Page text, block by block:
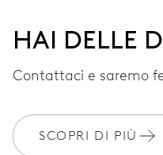
HAI DELLE
Contattaci e saremo
SCOPRI DI PIÙ